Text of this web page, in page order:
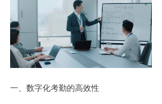
一、数字化考勤的高效性